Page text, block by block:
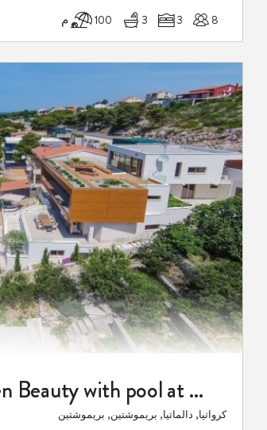
8
3
3 100 م
Luxury villa Primosten Beauty with pool at the beach
كرواتيا, دالماتيا, بريموشتين, بريموشتين